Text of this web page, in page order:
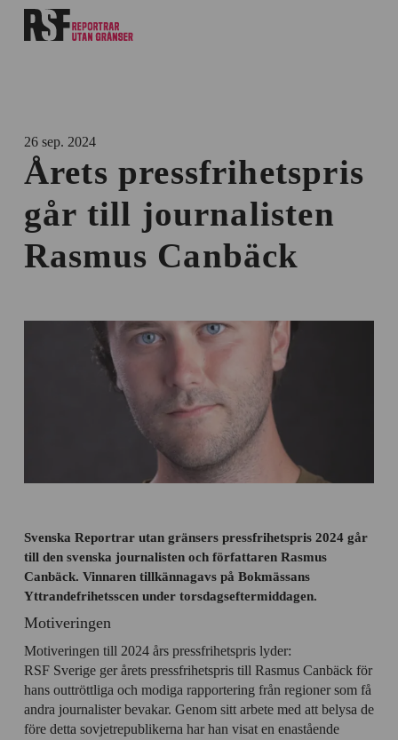
26 sep. 2024
Årets pressfrihetspris
går till journalisten
Rasmus Canbäck
Svenska Reportrar utan gränsers pressfrihetspris 2024 går
till den svenska journalisten och författaren Rasmus
Canbäck. Vinnaren tillkännagavs på Bokmässans
Yttrandefrihetsscen under torsdagseftermiddagen.
Motiveringen
Motiveringen till 2024 års pressfrihetspris lyder:
RSF Sverige ger årets pressfrihetspris till Rasmus Canbäck för
hans outtröttliga och modiga rapportering från regioner som få
andra journalister bevakar. Genom sitt arbete med att belysa de
före detta sovjetrepublikerna har han visat en enastående